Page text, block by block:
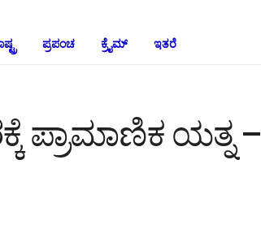
ಪ್ರಪಂಚ ಕ್ರೈಮ್‌ ಇತರೆ
ಪ್ರಾಮಾಣಿಕ ಯತ್ನ –